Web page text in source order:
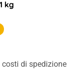
kg
costi di spedizione